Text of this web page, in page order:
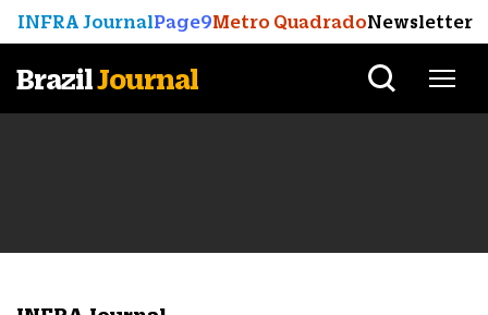
INFRA JournalPage9Metro QuadradoNewsletter
BrazilJournal